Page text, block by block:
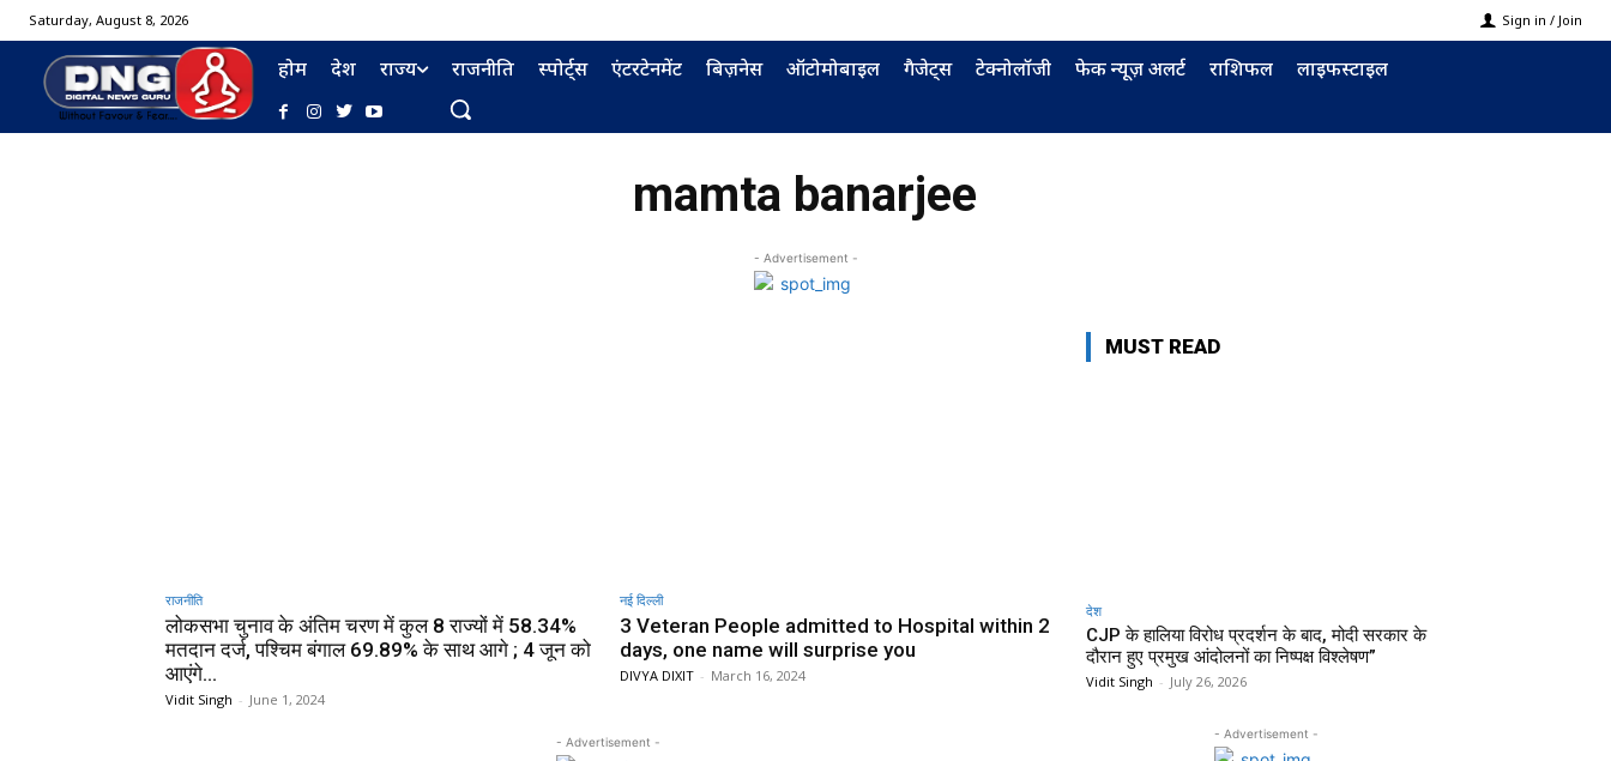
Saturday, August 8, 2026 Sign in / Join
होम देश राज्य राजनीति स्पोर्ट्स एंटरटेनमेंट बिज़नेस ऑटोमोबाइल गैजेट्स टेक्नोलॉजी फेक न्यूज़ अलर्ट राशिफल लाइफस्टाइल
mamta banarjee
- Advertisement -
राजनीति
लोकसभा चुनाव के अंतिम चरण में कुल 8 राज्यों में 58.34%
मतदान दर्ज, पश्चिम बंगाल 69.89% के साथ आगे ; 4 जून को
आएंगे...
Vidit Singh - June 1, 2024
नई दिल्ली
3 Veteran People admitted to Hospital within 2
days, one name will surprise you
DIVYA DIXIT - March 16, 2024
- Advertisement -
MUST READ
देश
CJP के हालिया विरोध प्रदर्शन के बाद, मोदी सरकार के
दौरान हुए प्रमुख आंदोलनों का निष्पक्ष विश्लेषण”
Vidit Singh - July 26, 2026
- Advertisement -